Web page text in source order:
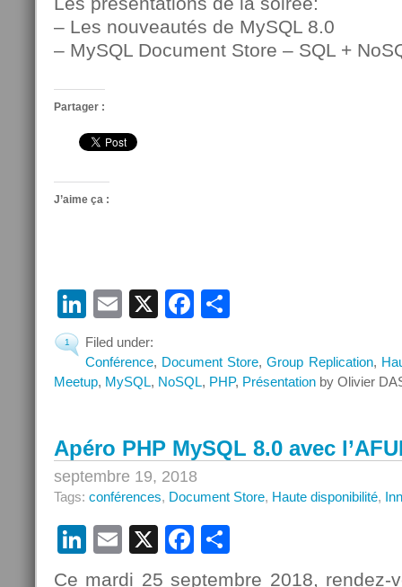
– Les nouveautés de MySQL 8.0
– MySQL Document Store – SQL +
Partager :
J’aime ça :
LinkedIn
Email
X Facebook
1
Filed under:
Conférence, Document Store,Group Replication,
Meetup, MySQL, NoSQL, PHP, Présentation by Olivier
Apéro PHP MySQL 8.0 avec
septembre 19, 2018
Tags: conférences, Document Store, Haute disponibilité,
LinkedIn
Email
X Facebook
Ce mardi 25 septembre 2018,